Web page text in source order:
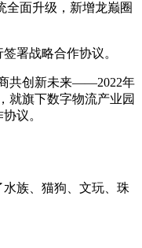
全面升级，新增龙巅圈
署战略合作协议。
天下商共创新未来——2022年
就旗下数字物流产业园
议。
族、猫狗、文玩、珠